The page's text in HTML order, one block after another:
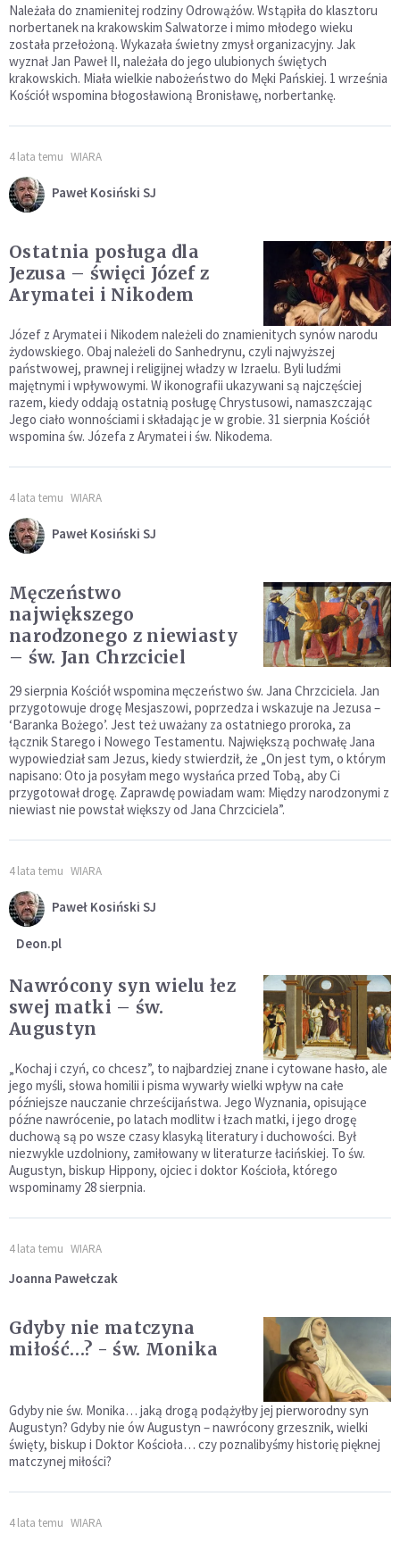
Należała do znamienitej rodziny Odrowążów. Wstąpiła do klasztoru
norbertanek na krakowskim Salwatorze i mimo młodego wieku
została przełożoną. Wykazała świetny zmysł organizacyjny. Jak
wyznał Jan Paweł II, należała do jego ulubionych świętych
krakowskich. Miała wielkie nabożeństwo do Męki Pańskiej. 1 września
Kościół wspomina błogosławioną Bronisławę, norbertankę.
4 lata temu WIARA
Paweł Kosiński SJ
Ostatnia posługa dla
Jezusa – święci Józef z
Arymatei i Nikodem
Józef z Arymatei i Nikodem należeli do znamienitych synów narodu
żydowskiego. Obaj należeli do Sanhedrynu, czyli najwyższej
państwowej, prawnej i religijnej władzy w Izraelu. Byli ludźmi
majętnymi i wpływowymi. W ikonografii ukazywani są najczęściej
razem, kiedy oddają ostatnią posługę Chrystusowi, namaszczając
Jego ciało wonnościami i składając je w grobie. 31 sierpnia Kościół
wspomina św. Józefa z Arymatei i św. Nikodema.
4 lata temu WIARA
Paweł Kosiński SJ
Męczeństwo
największego
narodzonego z niewiasty
– św. Jan Chrzciciel
29 sierpnia Kościół wspomina męczeństwo św. Jana Chrzciciela. Jan
przygotowuje drogę Mesjaszowi, poprzedza i wskazuje na Jezusa –
‘Baranka Bożego’. Jest też uważany za ostatniego proroka, za
łącznik Starego i Nowego Testamentu. Największą pochwałę Jana
wypowiedział sam Jezus, kiedy stwierdził, że „On jest tym, o którym
napisano: Oto ja posyłam mego wysłańca przed Tobą, aby Ci
przygotował drogę. Zaprawdę powiadam wam: Między narodzonymi z
niewiast nie powstał większy od Jana Chrzciciela”.
4 lata temu WIARA
Paweł Kosiński SJ
Deon.pl
Nawrócony syn wielu łez
swej matki – św.
Augustyn
„Kochaj i czyń, co chcesz”, to najbardziej znane i cytowane hasło, ale
jego myśli, słowa homilii i pisma wywarły wielki wpływ na całe
późniejsze nauczanie chrześcijaństwa. Jego Wyznania, opisujące
późne nawrócenie, po latach modlitw i łzach matki, i jego drogę
duchową są po wsze czasy klasyką literatury i duchowości. Był
niezwykle uzdolniony, zamiłowany w literaturze łacińskiej. To św.
Augustyn, biskup Hippony, ojciec i doktor Kościoła, którego
wspominamy 28 sierpnia.
4 lata temu WIARA
Joanna Pawełczak
Gdyby nie matczyna
miłość…? - św. Monika
Gdyby nie św. Monika… jaką drogą podążyłby jej pierworodny syn
Augustyn? Gdyby nie ów Augustyn – nawrócony grzesznik, wielki
święty, biskup i Doktor Kościoła… czy poznalibyśmy historię pięknej
matczynej miłości?
4 lata temu WIARA